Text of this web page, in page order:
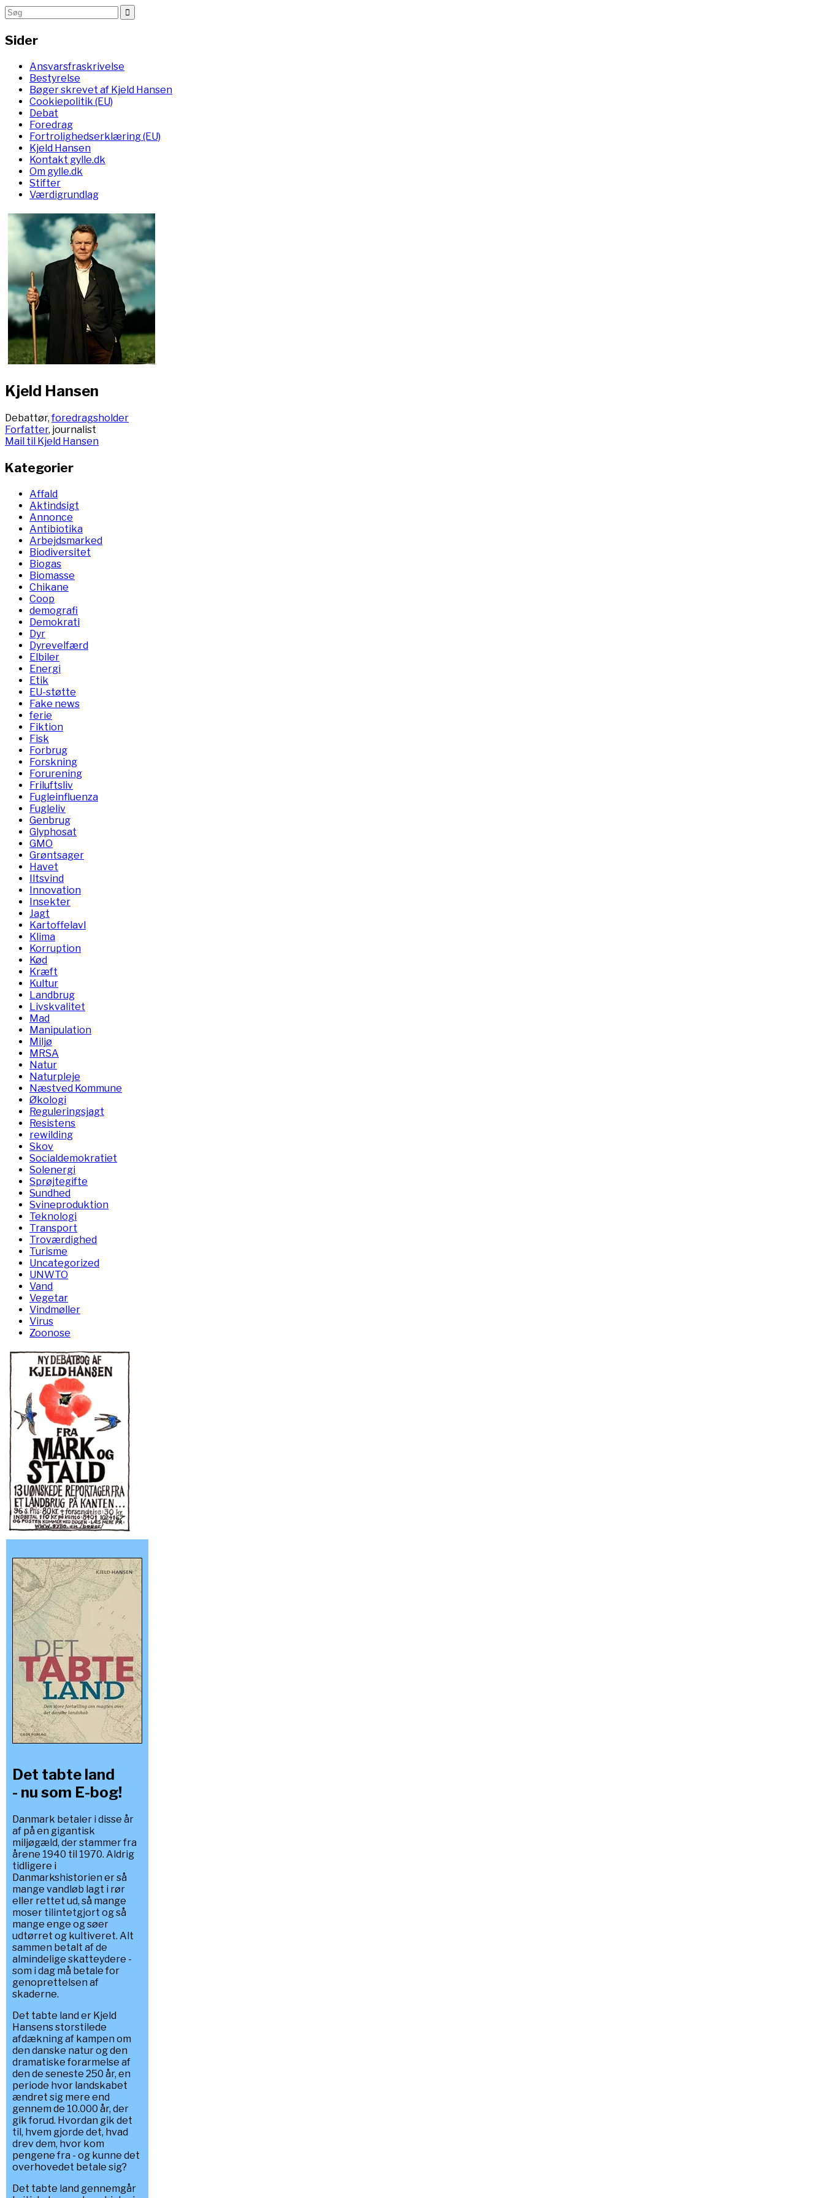
Sider
Ansvarsfraskrivelse
Bestyrelse
Bøger skrevet af Kjeld Hansen
Cookiepolitik (EU)
Debat
Foredrag
Fortrolighedserklæring (EU)
Kjeld Hansen
Kontakt gylle.dk
Om gylle.dk
Stifter
Værdigrundlag
Kjeld Hansen
Debattør,foredragsholder
Forfatter, journalist
Mail til Kjeld Hansen
Kategorier
Affald
Aktindsigt
Annonce
Antibiotika
Arbejdsmarked
Biodiversitet
Biogas
Biomasse
Chikane
Coop
demografi
Demokrati
Dyr
Dyrevelfærd
Elbiler
Energi
Etik
EU-støtte
Fake news
ferie
Fiktion
Fisk
Forbrug
Forskning
Forurening
Friluftsliv
Fugleinfluenza
Fugleliv
Genbrug
Glyphosat
GMO
Grøntsager
Havet
Iltsvind
Innovation
Insekter
Jagt
Kartoffelavl
Klima
Korruption
Kød
Kræft
Kultur
Landbrug
Livskvalitet
Mad
Manipulation
Miljø
MRSA
Natur
Naturpleje
Næstved Kommune
Økologi
Reguleringsjagt
Resistens
rewilding
Skov
Socialdemokratiet
Solenergi
Sprøjtegifte
Sundhed
Svineproduktion
Teknologi
Transport
Troværdighed
Turisme
Uncategorized
UNWTO
Vand
Vegetar
Vindmøller
Virus
Zoonose
Det tabte land
- nu som E-bog!
Danmark betaler i disse år
af på en gigantisk
miljøgæld, der stammer fra
årene 1940 til 1970. Aldrig
tidligere i
Danmarkshistorien er så
mange vandløb lagt i rør
eller rettet ud, så mange
moser tilintetgjort og så
mange enge og søer
udtørret og kultiveret. Alt
sammen betalt af de
almindelige skatteydere -
som i dag må betale for
genoprettelsen af
skaderne.
Det tabte land er Kjeld
Hansens storstilede
afdækning af kampen om
den danske natur og den
dramatiske forarmelse af
den de seneste 250 år, en
periode hvor landskabet
ændret sig mere end
gennem de 10.000 år, der
gik forud. Hvordan gik det
til, hvem gjorde det, hvad
drev dem, hvor kom
pengene fra - og kunne det
overhovedet betale sig?
Det tabte land gennemgår